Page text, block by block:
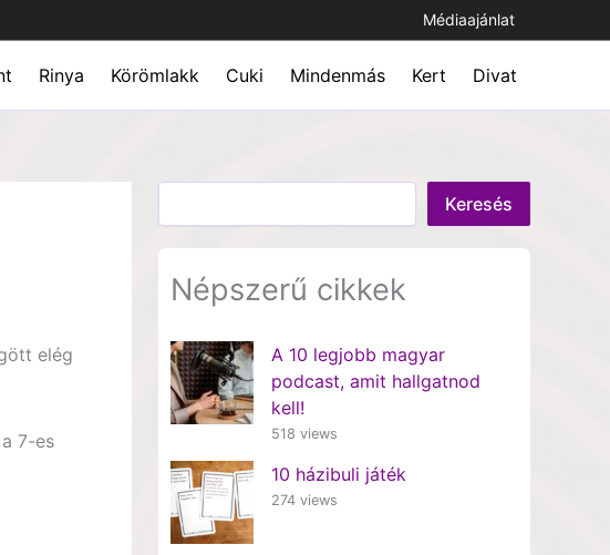
Médiaajánlat
Rinya Körömlakk Cuki Mindenmás Kert Divat
elég
7-es
Keresés
Népszerű cikkek
A 10 legjobb magyar
podcast, amit hallgatnod
kell!
518 views
10 házibuli játék
274 views